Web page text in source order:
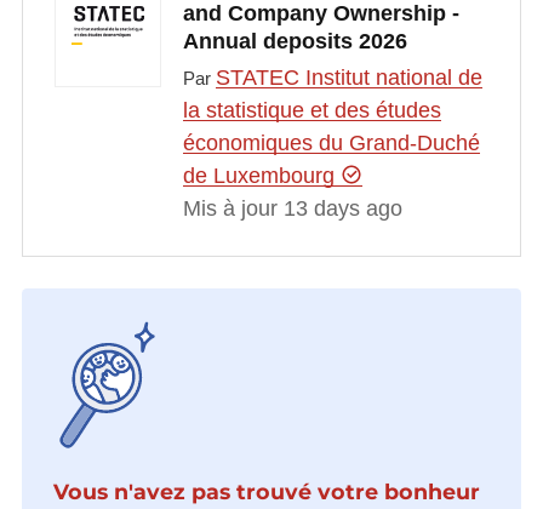
and Company Ownership -
Annual deposits 2026
Par STATEC Institut national de
la statistique et des études
économiques du Grand-Duché
de Luxembourg
Mis à jour 13 days ago
Vous n'avez pas trouvé votre bonheur